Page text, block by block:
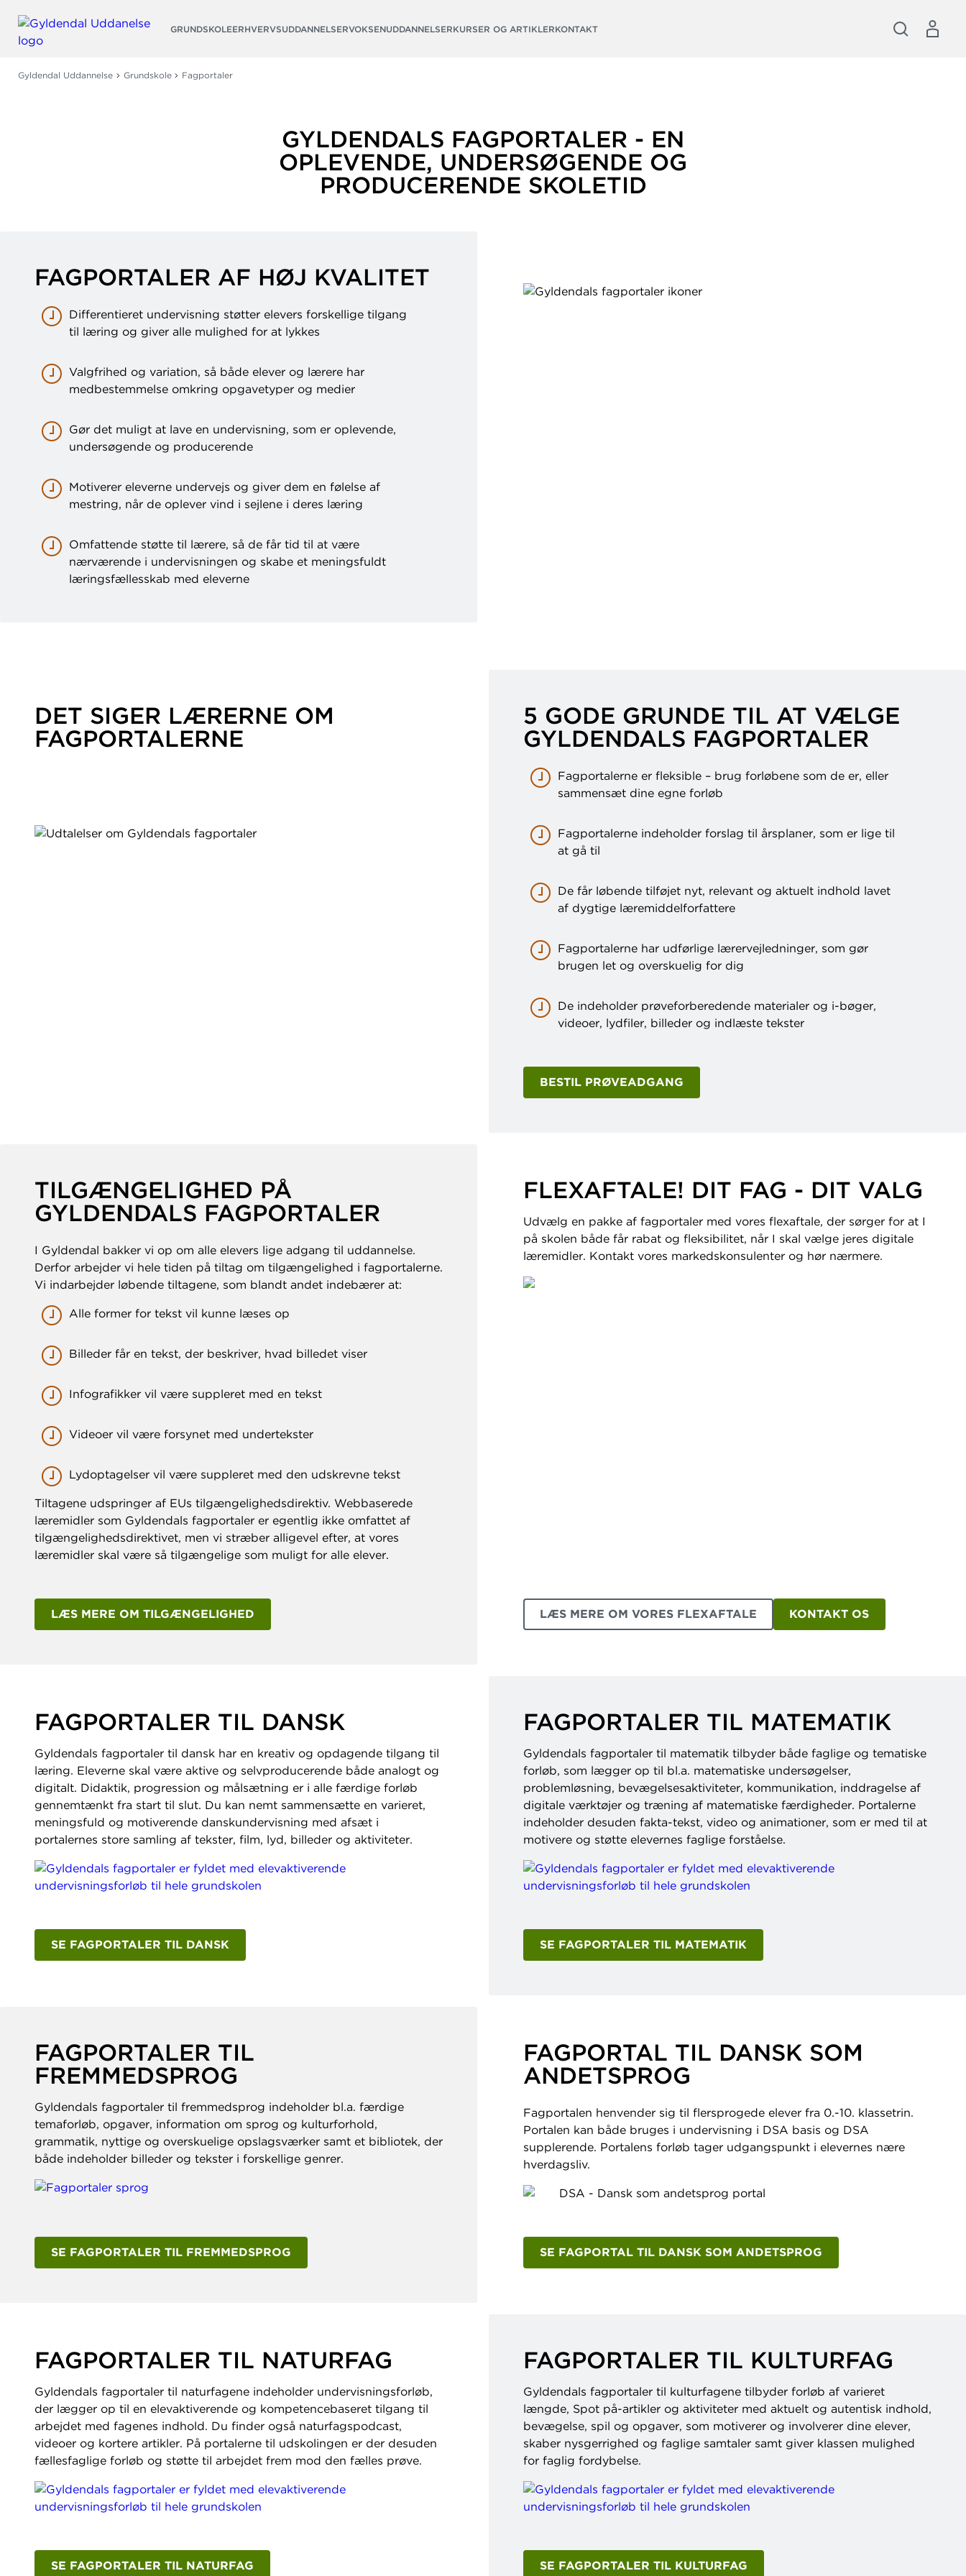
GRUNDSKOLEERHVERVSUDDANNELSERVOKSENUDDANNELSERKURSER OG ARTIKLERKONTAKT
Gyldendal Uddannelse Grundskole Fagportaler
GYLDENDALS FAGPORTALER - EN
OPLEVENDE, UNDERSØGENDE OG
PRODUCERENDE SKOLETID
FAGPORTALER AF HØJ KVALITET
Differentieret undervisning støtter elevers forskellige tilgang
til læring og giver alle mulighed for at lykkes
Valgfrihed og variation, så både elever og lærere har
medbestemmelse omkring opgavetyper og medier
Gør det muligt at lave en undervisning, som er oplevende,
undersøgende og producerende
Motiverer eleverne undervejs og giver dem en følelse af
mestring, når de oplever vind i sejlene i deres læring
Omfattende støtte til lærere, så de får tid til at være
nærværende i undervisningen og skabe et meningsfuldt
læringsfællesskab med eleverne
DET SIGER LÆRERNE OM
FAGPORTALERNE
5 GODE GRUNDE TIL AT VÆLGE
GYLDENDALS FAGPORTALER
Fagportalerne er fleksible – brug forløbene som de er, eller
sammensæt dine egne forløb
Fagportalerne indeholder forslag til årsplaner, som er lige til
at gå til
De får løbende tilføjet nyt, relevant og aktuelt indhold lavet
af dygtige læremiddelforfattere
Fagportalerne har udførlige lærervejledninger, som gør
brugen let og overskuelig for dig
De indeholder prøveforberedende materialer og i-bøger,
videoer, lydfiler, billeder og indlæste tekster
BESTIL PRØVEADGANG
TILGÆNGELIGHED PÅ
GYLDENDALS FAGPORTALER
I Gyldendal bakker vi op om alle elevers lige adgang til uddannelse.
Derfor arbejder vi hele tiden på tiltag om tilgængelighed i fagportalerne.
Vi indarbejder løbende tiltagene, som blandt andet indebærer at:
Alle former for tekst vil kunne læses op
Billeder får en tekst, der beskriver, hvad billedet viser
Infografikker vil være suppleret med en tekst
Videoer vil være forsynet med undertekster
Lydoptagelser vil være suppleret med den udskrevne tekst
Tiltagene udspringer af EUs tilgængelighedsdirektiv. Webbaserede
læremidler som Gyldendals fagportaler er egentlig ikke omfattet af
tilgængelighedsdirektivet, men vi stræber alligevel efter, at vores
læremidler skal være så tilgængelige som muligt for alle elever.
LÆS MERE OM TILGÆNGELIGHED
FLEXAFTALE! DIT FAG - DIT VALG
Udvælg en pakke af fagportaler med vores flexaftale, der sørger for at I
på skolen både får rabat og fleksibilitet, når I skal vælge jeres digitale
læremidler. Kontakt vores markedskonsulenter og hør nærmere.
LÆS MERE OM VORES FLEXAFTALE KONTAKT OS
FAGPORTALER TIL DANSK
Gyldendals fagportaler til dansk har en kreativ og opdagende tilgang til
læring. Eleverne skal være aktive og selvproducerende både analogt og
digitalt. Didaktik, progression og målsætning er i alle færdige forløb
gennemtænkt fra start til slut. Du kan nemt sammensætte en varieret,
meningsfuld og motiverende danskundervisning med afsæt i
portalernes store samling af tekster, film, lyd, billeder og aktiviteter.
SE FAGPORTALER TIL DANSK
FAGPORTALER TIL MATEMATIK
Gyldendals fagportaler til matematik tilbyder både faglige og tematiske
forløb, som lægger op til bl.a. matematiske undersøgelser,
problemløsning, bevægelsesaktiviteter, kommunikation, inddragelse af
digitale værktøjer og træning af matematiske færdigheder. Portalerne
indeholder desuden fakta-tekst, video og animationer, som er med til at
motivere og støtte elevernes faglige forståelse.
SE FAGPORTALER TIL MATEMATIK
FAGPORTALER TIL
FREMMEDSPROG
Gyldendals fagportaler til fremmedsprog indeholder bl.a. færdige
temaforløb, opgaver, information om sprog og kulturforhold,
grammatik, nyttige og overskuelige opslagsværker samt et bibliotek, der
både indeholder billeder og tekster i forskellige genrer.
SE FAGPORTALER TIL FREMMEDSPROG
FAGPORTAL TIL DANSK SOM
ANDETSPROG
Fagportalen henvender sig til flersprogede elever fra 0.-10. klassetrin.
Portalen kan både bruges i undervisning i DSA basis og DSA
supplerende. Portalens forløb tager udgangspunkt i elevernes nære
hverdagsliv.
SE FAGPORTAL TIL DANSK SOM ANDETSPROG
FAGPORTALER TIL NATURFAG
Gyldendals fagportaler til naturfagene indeholder undervisningsforløb,
der lægger op til en elevaktiverende og kompetencebaseret tilgang til
arbejdet med fagenes indhold. Du finder også naturfagspodcast,
videoer og kortere artikler. På portalerne til udskolingen er der desuden
fællesfaglige forløb og støtte til arbejdet frem mod den fælles prøve.
SE FAGPORTALER TIL NATURFAG
FAGPORTALER TIL KULTURFAG
Gyldendals fagportaler til kulturfagene tilbyder forløb af varieret
længde, Spot på-artikler og aktiviteter med aktuelt og autentisk indhold,
bevægelse, spil og opgaver, som motiverer og involverer dine elever,
skaber nysgerrighed og faglige samtaler samt giver klassen mulighed
for faglig fordybelse.
SE FAGPORTALER TIL KULTURFAG